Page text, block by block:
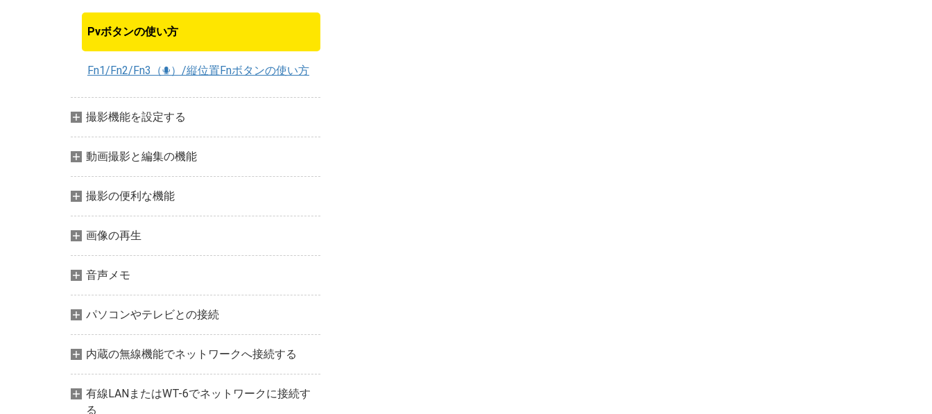
Pvボタンの使い方
Fn1/Fn2/Fn3（C）/縦位置Fnボタンの使い方
撮影機能を設定する
動画撮影と編集の機能
撮影の便利な機能
画像の再生
音声メモ
パソコンやテレビとの接続
内蔵の無線機能でネットワークへ接続する
有線LANまたはWT-6でネットワークに接続す
る